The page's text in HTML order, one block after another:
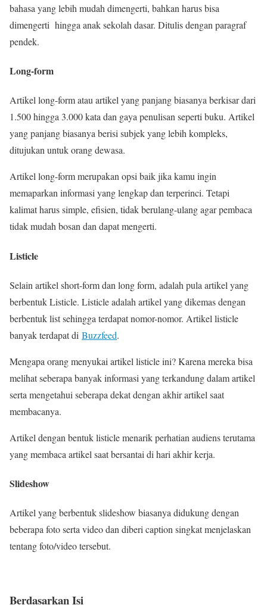
bahasa yang lebih mudah dimengerti, bahkan harus bisa
dimengerti hingga anak sekolah dasar. Ditulis dengan paragraf
pendek.
Long-form
Artikel long-form atau artikel yang panjang biasanya berkisar dari
1.500 hingga 3.000 kata dan gaya penulisan seperti buku. Artikel
yang panjang biasanya berisi subjek yang lebih kompleks,
ditujukan untuk orang dewasa.
Artikel long-form merupakan opsi baik jika kamu ingin
memaparkan informasi yang lengkap dan terperinci. Tetapi
kalimat harus simple, efisien, tidak berulang-ulang agar pembaca
tidak mudah bosan dan dapat mengerti.
Listicle
Selain artikel short-form dan long form, adalah pula artikel yang
berbentuk Listicle. Listicle adalah artikel yang dikemas dengan
berbentuk list sehingga terdapat nomor-nomor. Artikel listicle
banyak terdapat di Buzzfeed.
Mengapa orang menyukai artikel listicle ini? Karena mereka bisa
melihat seberapa banyak informasi yang terkandung dalam artikel
serta mengetahui seberapa dekat dengan akhir artikel saat
membacanya.
Artikel dengan bentuk listicle menarik perhatian audiens terutama
yang membaca artikel saat bersantai di hari akhir kerja.
Slideshow
Artikel yang berbentuk slideshow biasanya didukung dengan
beberapa foto serta video dan diberi caption singkat menjelaskan
tentang foto/video tersebut.
Berdasarkan Isi